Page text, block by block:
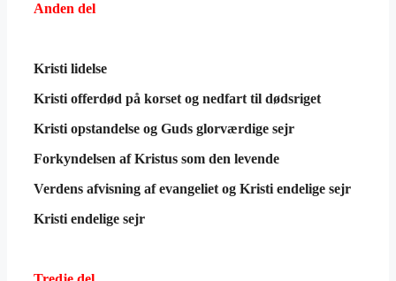
Anden del
Kristi lidelse
Kristi offerdød på korset og nedfart til dødsriget
Kristi opstandelse og Guds glorværdige sejr
Forkyndelsen af Kristus som den levende
Verdens afvisning af evangeliet og Kristi endelige sejr
Kristi endelige sejr